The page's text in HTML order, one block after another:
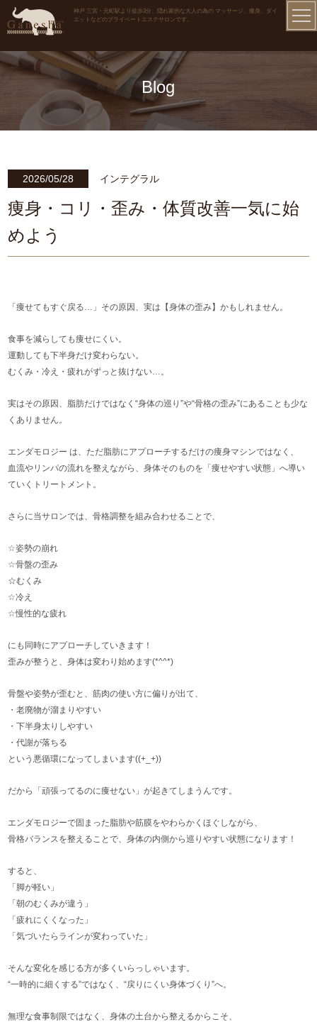
神戸 三宮・元町駅より徒歩3分、隠れ家的な大人の為の マッサージ、痩身、ダイ
エットなどのプライベートエステサロンです。
Blog
2026/05/28 インテグラル
痩身・コリ・歪み・体質改善一気に始
めよう
「痩せてもすぐ戻る…」その原因、実は【身体の歪み】かもしれません。
食事を減らしても痩せにくい。
運動しても下半身だけ変わらない。
むくみ・冷え・疲れがずっと抜けない…。
実はその原因、脂肪だけではなく“身体の巡り”や“骨格の歪み”にあることも少な
くありません。
エンダモロジー は、ただ脂肪にアプローチするだけの痩身マシンではなく、
血流やリンパの流れを整えながら、身体そのものを「痩せやすい状態」へ導い
ていくトリートメント。
さらに当サロンでは、骨格調整を組み合わせることで、
☆姿勢の崩れ
☆骨盤の歪み
☆むくみ
☆冷え
☆慢性的な疲れ
にも同時にアプローチしていきます！
歪みが整うと、身体は変わり始めます(*^^*)
骨盤や姿勢が歪むと、筋肉の使い方に偏りが出て、
・老廃物が溜まりやすい
・下半身太りしやすい
・代謝が落ちる
という悪循環になってしまいます((+_+))
だから「頑張ってるのに痩せない」が起きてしまうんです。
エンダモロジーで固まった脂肪や筋膜をやわらかくほぐしながら、
骨格バランスを整えることで、身体の内側から巡りやすい状態になります！
すると、
「脚が軽い」
「朝のむくみが違う」
「疲れにくくなった」
「気づいたらラインが変わっていた」
そんな変化を感じる方が多くいらっしゃいます。
“一時的に細くする”ではなく、“戻りにくい身体づくり”へ。
無理な食事制限ではなく、身体の土台から整えるからこそ、